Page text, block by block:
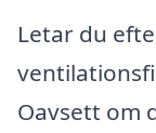
Letar du
Oavsett om